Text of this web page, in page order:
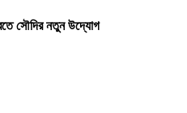
সৌদির নতুন উদ্যোগ